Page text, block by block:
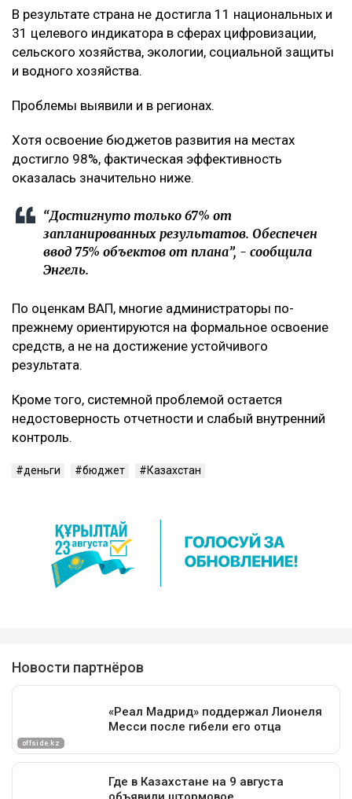
В результате страна не достигла 11 национальных и
31 целевого индикатора в сферах цифровизации,
сельского хозяйства, экологии, социальной защиты
и водного хозяйства.
Проблемы выявили и в регионах.
Хотя освоение бюджетов развития на местах
достигло 98%, фактическая эффективность
оказалась значительно ниже.
“Достигнуто только 67% от
запланированных результатов. Обеспечен
ввод 75% объектов от плана”, - сообщила
Энгель.
По оценкам ВАП, многие администраторы по-
прежнему ориентируются на формальное освоение
средств, а не на достижение устойчивого
результата.
Кроме того, системной проблемой остается
недостоверность отчетности и слабый внутренний
контроль.
деньги бюджет Казахстан